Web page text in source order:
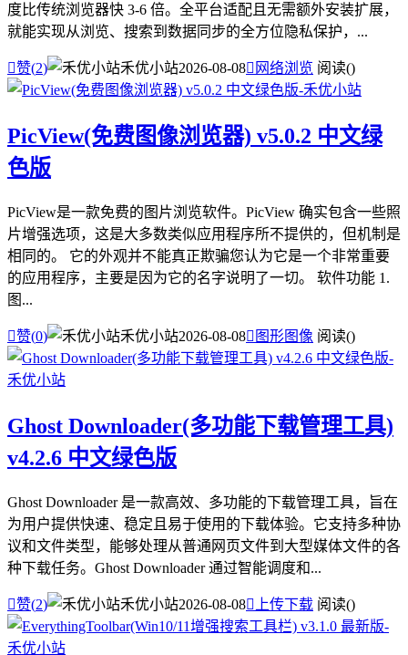
度比传统浏览器快 3-6 倍。全平台适配且无需额外安装扩展，
就能实现从浏览、搜索到数据同步的全方位隐私保护，...
赞(2) 禾优小站2026-08-08 网络浏览 阅读()
PicView(免费图像浏览器) v5.0.2 中文绿
色版
PicView是一款免费的图片浏览软件。PicView 确实包含一些照
片增强选项，这是大多数类似应用程序所不提供的，但机制是
相同的。 它的外观并不能真正欺骗您认为它是一个非常重要
的应用程序，主要是因为它的名字说明了一切。 软件功能 1.
图...
赞(0) 禾优小站2026-08-08 图形图像 阅读()
Ghost Downloader(多功能下载管理工具)
v4.2.6 中文绿色版
Ghost Downloader 是一款高效、多功能的下载管理工具，旨在
为用户提供快速、稳定且易于使用的下载体验。它支持多种协
议和文件类型，能够处理从普通网页文件到大型媒体文件的各
种下载任务。Ghost Downloader 通过智能调度和...
赞(2) 禾优小站2026-08-08 上传下载 阅读()